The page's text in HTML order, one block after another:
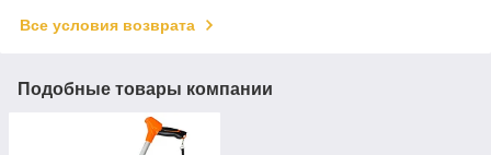
Все условия возврата
Подобные товары компании